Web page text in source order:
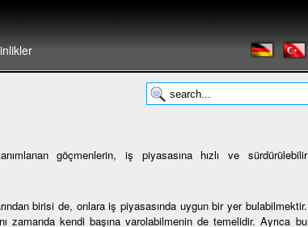
göçmenlerin, iş piyasasına hızlı ve sürdürülebilir
birisi de, onlara iş piyasasında uygun bir yer bulabilmektir.
kendi başına varolabilmenin de temelidir. Ayrıca bu